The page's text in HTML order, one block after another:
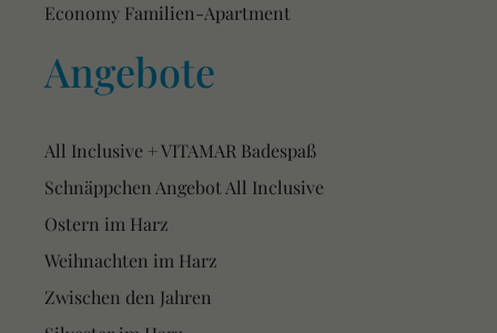
Economy Familien-Apartment
Angebote
All Inclusive + VITAMAR Badespaß
Schnäppchen Angebot All Inclusive
Ostern im Harz
Weihnachten im Harz
Zwischen den Jahren